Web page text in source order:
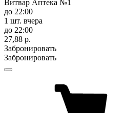
Витвар Аптека №1
до 22:00
1 шт. вчера
до 22:00
27,88 р.
Забронировать
Забронировать